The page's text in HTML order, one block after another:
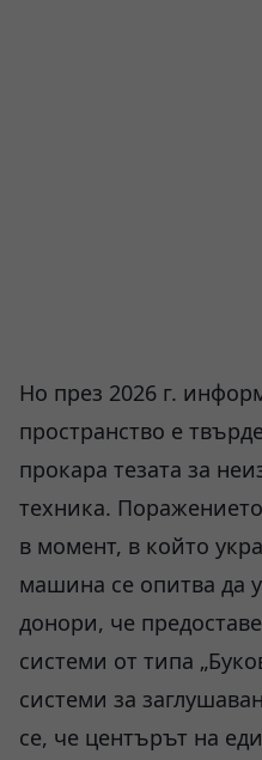
Но през 2026 г.
пространство е
прокара тезата за
техника.
в момент, в който
машина се опитва да
донори, че
системи от типа
системи за
се, че центърът на